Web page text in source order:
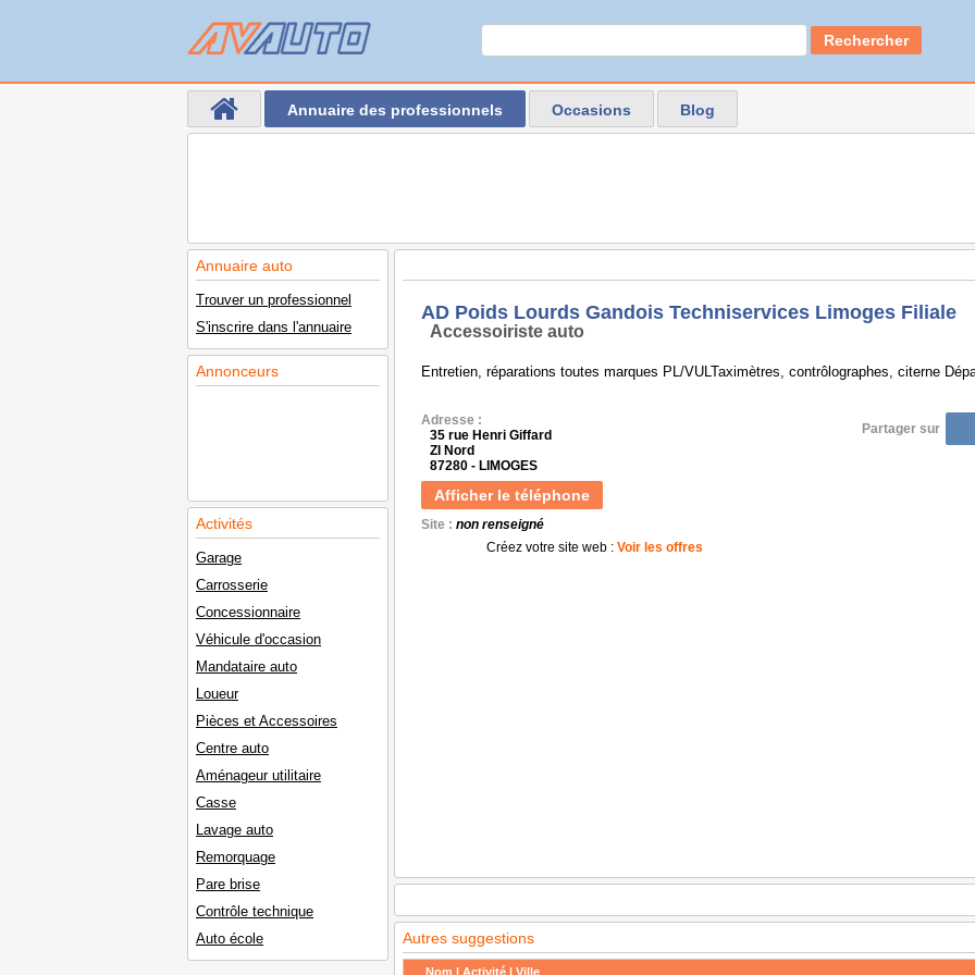
Rechercher
Annuaire des professionnels Occasions Blog
Annuaire auto
Trouver un professionnel
S'inscrire dans l'annuaire
Annonceurs
Activités
Garage
Carrosserie
Concessionnaire
Véhicule d'occasion
Mandataire auto
Loueur
Pièces et Accessoires
Centre auto
Aménageur utilitaire
Casse
Lavage auto
Remorquage
Pare brise
Contrôle technique
Auto école
AD Poids Lourds Gandois Techniservices Limoges Filiale
Accessoiriste auto
Entretien, réparations toutes marques PL/VULTaximètres, contrôlographes, citerne
Adresse :
35 rue Henri Giffard
ZI Nord
87280 - LIMOGES
Afficher le téléphone
Site : non renseigné
Créez votre site web : Voir les offres
Partager sur
Autres suggestions
Nom | Activité | Ville